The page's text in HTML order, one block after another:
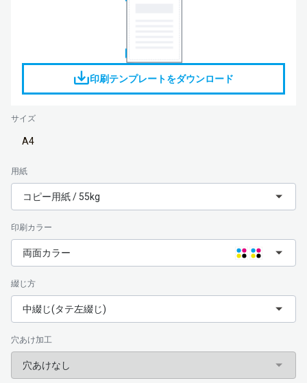
印刷テンプレートをダウンロード
サイズ
A4
用紙
コピー用紙 / 55kg
印刷カラー
両面カラー
綴じ方
中綴じ(タテ左綴じ)
穴あけ加工
穴あけなし